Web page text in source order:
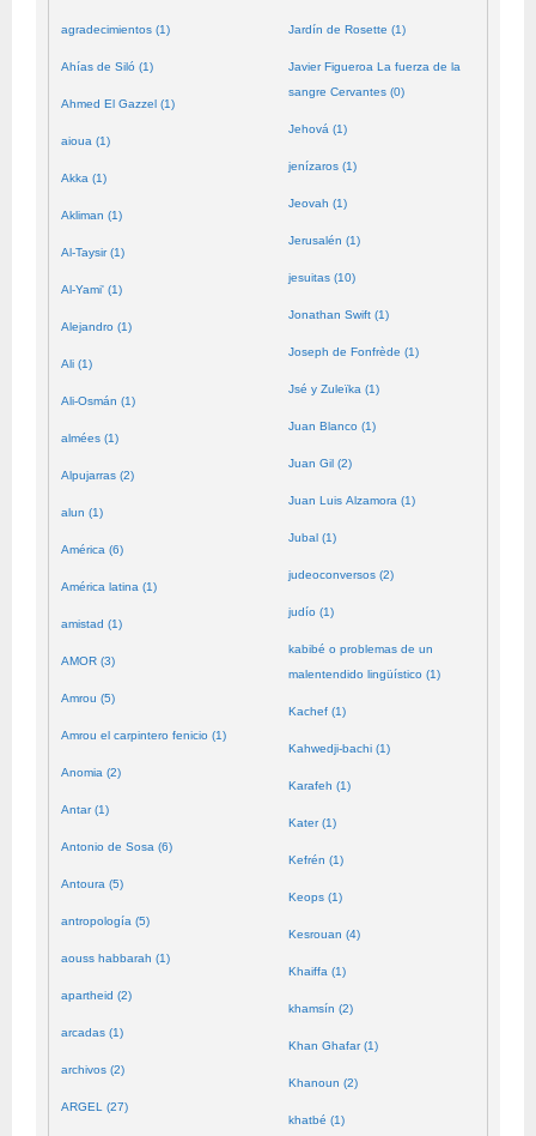
agradecimientos (1)
Ahías de Siló (1)
Ahmed El Gazzel (1)
aioua (1)
Akka (1)
Akliman (1)
Al-Taysir (1)
Al-Yami' (1)
Alejandro (1)
Ali (1)
Ali-Osmán (1)
almées (1)
Alpujarras (2)
alun (1)
América (6)
América latina (1)
amistad (1)
AMOR (3)
Amrou (5)
Amrou el carpintero fenicio (1)
Anomia (2)
Antar (1)
Antonio de Sosa (6)
Antoura (5)
antropología (5)
aouss habbarah (1)
apartheid (2)
arcadas (1)
archivos (2)
ARGEL (27)
Jardín de Rosette (1)
Javier Figueroa La fuerza de la
sangre Cervantes (0)
Jehová (1)
jenízaros (1)
Jeovah (1)
Jerusalén (1)
jesuitas (10)
Jonathan Swift (1)
Joseph de Fonfrède (1)
Jsé y Zuleïka (1)
Juan Blanco (1)
Juan Gil (2)
Juan Luis Alzamora (1)
Jubal (1)
judeoconversos (2)
judío (1)
kabibé o problemas de un
malentendido lingüístico (1)
Kachef (1)
Kahwedji-bachi (1)
Karafeh (1)
Kater (1)
Kefrén (1)
Keops (1)
Kesrouan (4)
Khaiffa (1)
khamsín (2)
Khan Ghafar (1)
Khanoun (2)
khatbé (1)